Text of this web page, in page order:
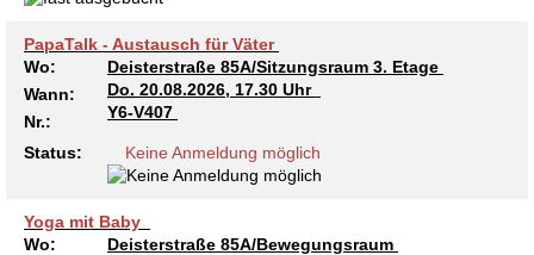
PapaTalk - Austausch für Väter
Wo:
Deisterstraße 85A/Sitzungsraum 3. Etage
Wann:
Do. 20.08.2026, 17.30 Uhr
Nr.:
Y6-V407
Status: Keine Anmeldung möglich
Yoga mit Baby
Wo:
Deisterstraße 85A/Bewegungsraum